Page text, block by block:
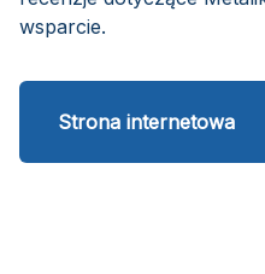
wsparcie.
Strona internetowa